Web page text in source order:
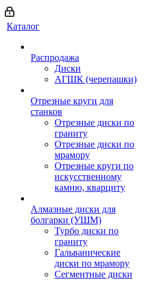
Каталог
Распродажа
Диски
АГШК (черепашки)
Отрезные круги для
станков
Отрезные диски по
граниту
Отрезные диски по
мрамору
Отрезные круги по
искусственному
камню, кварциту
Алмазные диски для
болгарки (УШМ)
Турбо диски по
граниту
Гальванические
диски по мрамору
Сегментные диски